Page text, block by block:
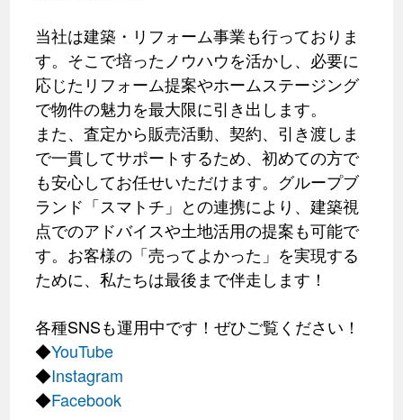
当社は建築・リフォーム事業も行っておりま
す。そこで培ったノウハウを活かし、必要に
応じたリフォーム提案やホームステージング
で物件の魅力を最大限に引き出します。
また、査定から販売活動、契約、引き渡しま
で一貫してサポートするため、初めての方で
も安心してお任せいただけます。グループブ
ランド「スマトチ」との連携により、建築視
点でのアドバイスや土地活用の提案も可能で
す。お客様の「売ってよかった」を実現する
ために、私たちは最後まで伴走します！
各種SNSも運用中です！ぜひご覧ください！
◆YouTube
◆Instagram
◆Facebook